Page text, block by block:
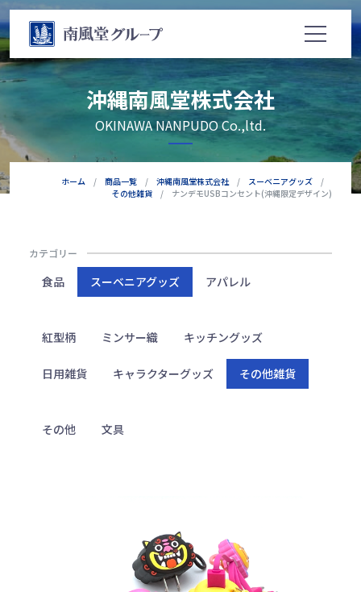
沖縄南風堂株式会社
OKINAWA NANPUDO Co.,ltd.
ホーム 商品一覧 沖縄南風堂株式会社
スーベニアグッズ
その他雑貨
ナンデモUSBコンセント(沖縄限定デザイン)
カテゴリー
食品 スーベニアグッズ アパレル
紅型柄 ミンサー織 キッチングッズ
日用雑貨 キャラクターグッズ その他雑貨
その他 文具